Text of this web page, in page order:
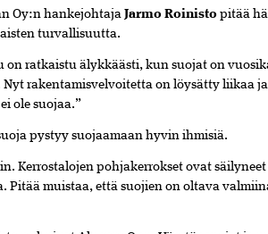
Oy:n hankejohtajaJarmo Roinisto pitää
turvallisuutta.
on ratkaistu älykkäästi, kun suojat on
Nyt rakentamisvelvoitetta on löysätty liikaa
ole suojaa.”
pystyy suojaamaan hyvin ihmisiä.
Kerrostalojen pohjakerrokset ovat
Pitää muistaa, että suojien on oltava